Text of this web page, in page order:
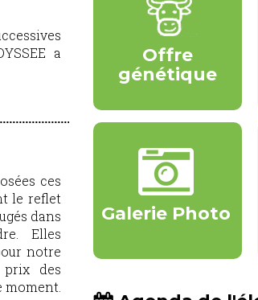
a
ces
le reflet
dans
Elles
notre
des
moment.
Offre
génétique
Galerie Photo